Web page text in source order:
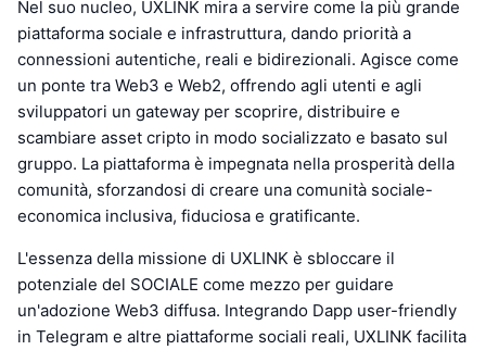
Nel suo nucleo, UXLINK mira a servire come la più grande
piattaforma sociale e infrastruttura, dando priorità a
connessioni autentiche, reali e bidirezionali. Agisce come
un ponte tra Web3 e Web2, offrendo agli utenti e agli
sviluppatori un gateway per scoprire, distribuire e
scambiare asset cripto in modo socializzato e basato sul
gruppo. La piattaforma è impegnata nella prosperità della
comunità, sforzandosi di creare una comunità sociale-
economica inclusiva, fiduciosa e gratificante.
L'essenza della missione di UXLINK è sbloccare il
potenziale del SOCIALE come mezzo per guidare
un'adozione Web3 diffusa. Integrando Dapp user-friendly
in Telegram e altre piattaforme sociali reali, UXLINK facilita